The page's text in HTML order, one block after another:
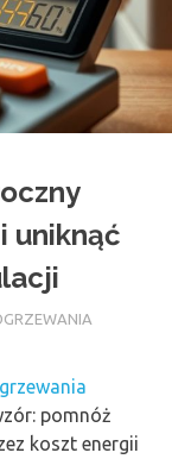
uniknąć
pomnóż
koszt energii